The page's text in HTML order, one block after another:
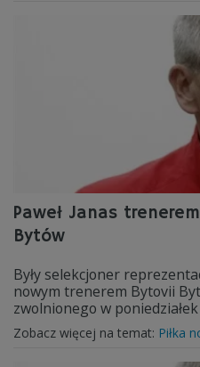
Paweł Janas
Bytów
Były selekcjoner
nowym trenerem Bytovii
zwolnionego w
Zobacz więcej na temat: Piłka